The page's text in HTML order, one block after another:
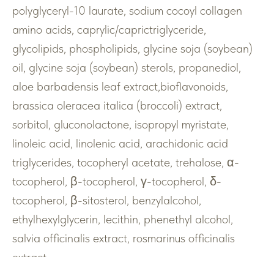
polyglyceryl-10 laurate, sodium cocoyl collagen
amino acids, caprylic/caprictriglyceride,
glycolipids, phospholipids, glycine soja (soybean)
oil, glycine soja (soybean) sterols, propanediol,
aloe barbadensis leaf extract,bioflavonoids,
brassica oleracea italica (broccoli) extract,
sorbitol, gluconolactone, isopropyl myristate,
linoleic acid, linolenic acid, arachidonic acid
triglycerides, tocopheryl acetate, trehalose, α-
tocopherol, β-tocopherol, γ-tocopherol, δ-
tocopherol, β-sitosterol, benzylalcohol,
ethylhexylglycerin, lecithin, phenethyl alcohol,
salvia officinalis extract, rosmarinus officinalis